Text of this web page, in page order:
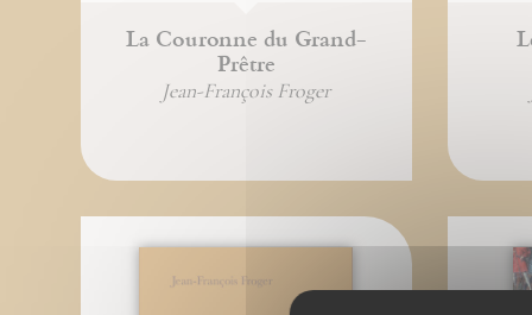
La Couronne du Grand-
Prêtre
Jean-François Froger